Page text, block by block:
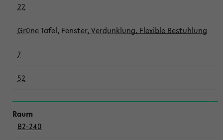
22
Grüne Tafel, Fenster, Verdunklung, Flexible Bestuhlung
7
52
B2-240